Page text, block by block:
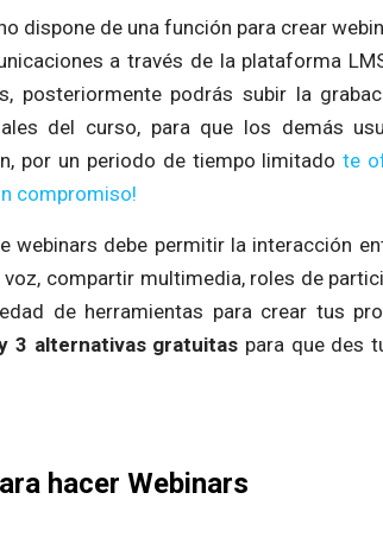
dispone de una función para crear
a través de la plataforma
posteriormente podrás subir la
del curso, para que los demás
por un periodo de tiempo limitado te
compromiso!
webinars debe permitir la interacción
compartir multimedia, roles de
de herramientas para crear tus
3 alternativas gratuitas para que des
hacer Webinars